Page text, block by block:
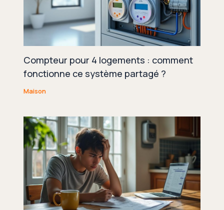
Compteur pour 4 logements : comment
fonctionne ce système partagé ?
Maison